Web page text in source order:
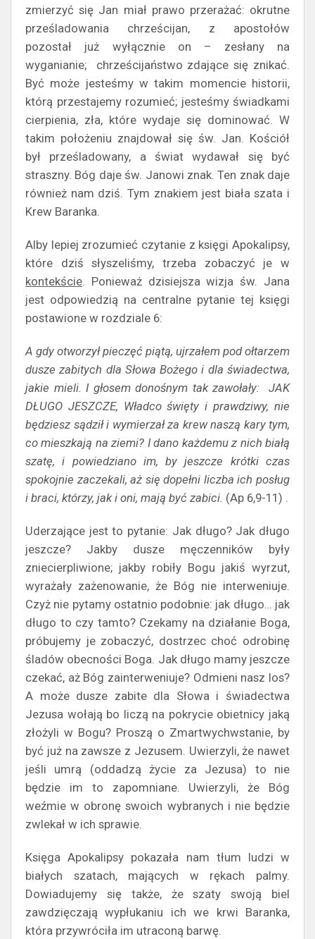
zmierzyć się Jan miał prawo przerażać: okrutne
prześladowania chrześcijan, z apostołów
pozostał już wyłącznie on – zesłany na
wyganianie; chrześcijaństwo zdające się znikać.
Być może jesteśmy w takim momencie historii,
którą przestajemy rozumieć; jesteśmy świadkami
cierpienia, zła, które wydaje się dominować. W
takim położeniu znajdował się św. Jan. Kościół
był prześladowany, a świat wydawał się być
straszny. Bóg daje św. Janowi znak. Ten znak daje
również nam dziś. Tym znakiem jest biała szata i
Krew Baranka.
Alby lepiej zrozumieć czytanie z księgi Apokalipsy,
które dziś słyszeliśmy, trzeba zobaczyć je w
kontekście. Ponieważ dzisiejsza wizja św. Jana
jest odpowiedzią na centralne pytanie tej księgi
postawione w rozdziale 6:
A gdy otworzył pieczęć piątą, ujrzałem pod ołtarzem
dusze zabitych dla Słowa Bożego i dla świadectwa,
jakie mieli. I głosem donośnym tak zawołały: JAK
DŁUGO JESZCZE, Władco święty i prawdziwy, nie
będziesz sądził i wymierzał za krew naszą kary tym,
co mieszkają na ziemi? I dano każdemu z nich białą
szatę, i powiedziano im, by jeszcze krótki czas
spokojnie zaczekali, aż się dopełni liczba ich posług
i braci, którzy, jak i oni, mają być zabici. (Ap 6,9-11) .
Uderzające jest to pytanie: Jak długo? Jak długo
jeszcze? Jakby dusze męczenników były
zniecierpliwione; jakby robiły Bogu jakiś wyrzut,
wyrażały zażenowanie, że Bóg nie interweniuje.
Czyż nie pytamy ostatnio podobnie: jak długo… jak
długo to czy tamto? Czekamy na działanie Boga,
próbujemy je zobaczyć, dostrzec choć odrobinę
śladów obecności Boga. Jak długo mamy jeszcze
czekać, aż Bóg zainterweniuje? Odmieni nasz los?
A może dusze zabite dla Słowa i świadectwa
Jezusa wołają bo liczą na pokrycie obietnicy jaką
złożyli w Bogu? Proszą o Zmartwychwstanie, by
być już na zawsze z Jezusem. Uwierzyli, że nawet
jeśli umrą (oddadzą życie za Jezusa) to nie
będzie im to zapomniane. Uwierzyli, że Bóg
weźmie w obronę swoich wybranych i nie będzie
zwlekał w ich sprawie.
Księga Apokalipsy pokazała nam tłum ludzi w
białych szatach, mających w rękach palmy.
Dowiadujemy się także, że szaty swoją biel
zawdzięczają wypłukaniu ich we krwi Baranka,
która przywróciła im utraconą barwę.